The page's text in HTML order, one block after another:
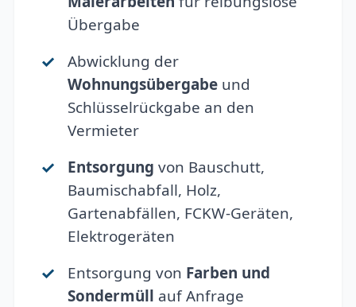
Übergabe
Abwicklung der
Wohnungsübergabeund
Schlüsselrückgabe an den
Vermieter
Entsorgung von Bauschutt,
Baumischabfall, Holz,
Gartenabfällen, FCKW-Geräten,
Elektrogeräten
Entsorgung von Farben und
Sondermüll auf Anfrage